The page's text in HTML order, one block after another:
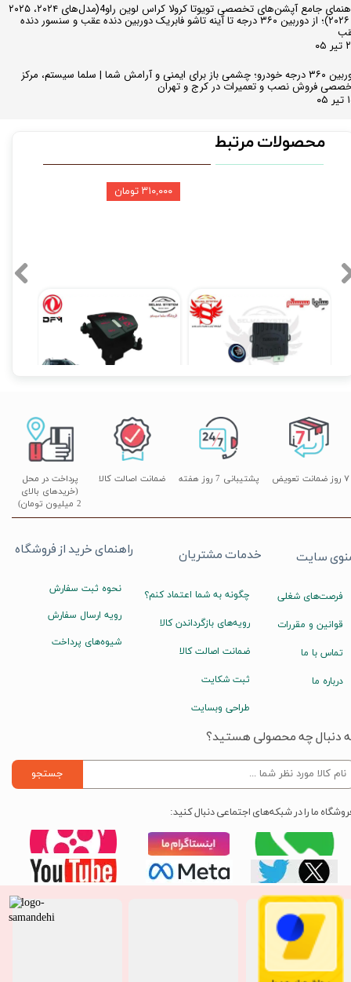
راهنمای جامع آپشن‌های تخصصی تویوتا کرولا کراس لوین راو4(مدل‌های ۲۰۲۴، ۲۰۲۵
و ۲۰۲۶)؛ از دوربین ۳۶۰ درجه تا آینه تاشو فابریک دوربین دنده عقب و سنسور دنده
دوربین ۳۶۰ درجه خودرو؛ چشمی باز برای ایمنی و آرامش شما | سلما سیستم، مرکز
فروش نصب و تعمیرات در کرج و تهران
محصولات مرتبط
کروز کنترل و لیمیتر فابریک H30 کراس
۲۰,۵۰۰,۰۰۰ تومان
۲۰,۱۹۰,۰۰۰ تومان
۳۱۰,۰۰۰ تومان
کیلس استارت با دکمه استارتر (فاقد ریموت)
۵,۴۹۰,۰۰۰ تومان
پشتیبانی 7 روز هفته
پرداخت در محل
(خریدهای بالای
2 میلیون تومان)
۷ روز ضمانت تعویض ضمانت اصالت کالا
راهنمای خرید از فروشگاه
نحوه ثبت سفارش
رویه ارسال سفارش
شیوه‌های پرداخت
خدمات مشتریان
چگونه به شما اعتماد کنم؟
رویه‌های بازگرداندن کالا
ضمانت اصالت کالا
ثبت شکایت
طراحی وبسایت
سایت
فرصت‌های شغلی
قوانین و مقررات
تماس با ما
درباره ما
دنبال چه محصولی هستید؟
جستجو
ما را در شبکه‌های اجتماعی دنبال کنید: